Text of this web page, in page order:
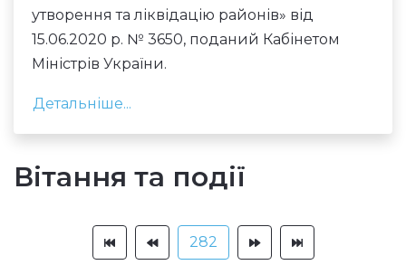
утворення та ліквідацію районів» від
15.06.2020 р. № 3650, поданий Кабінетом
Міністрів України.
Детальніше...
Вітання та події
282